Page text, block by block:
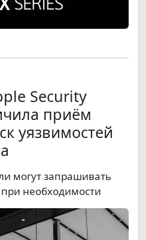
Security
приём
уязвимостей
могут запрашивать
необходимости